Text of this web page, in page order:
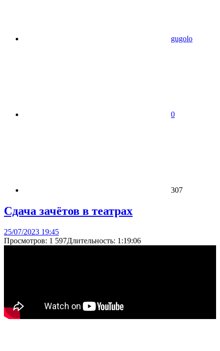
gugolo
0
307
Сдача зачётов в театрах
25/07/2023 19:45
Просмотров: 1 597Длительность: 1:19:06